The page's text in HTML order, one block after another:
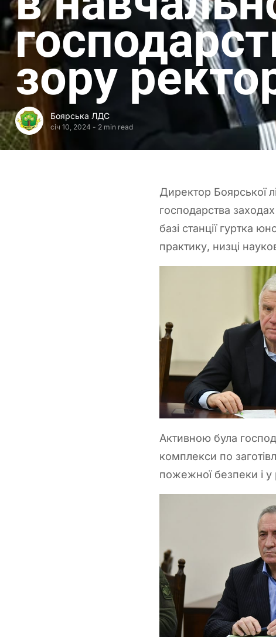
зору
Боярська ЛДС
січ 10, 2024 - 2 min read
Директор Боярської
господарства
базі станції гуртка
практику, низці
Активною була
комплекси по
пожежної безпеки і у